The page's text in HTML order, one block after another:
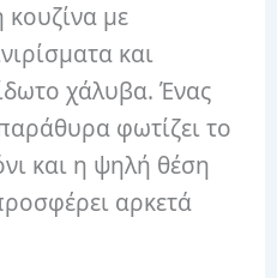
με
και
χάλυβα.Ένας
φωτίζει το
και η ψηλή θέση
αρκετά